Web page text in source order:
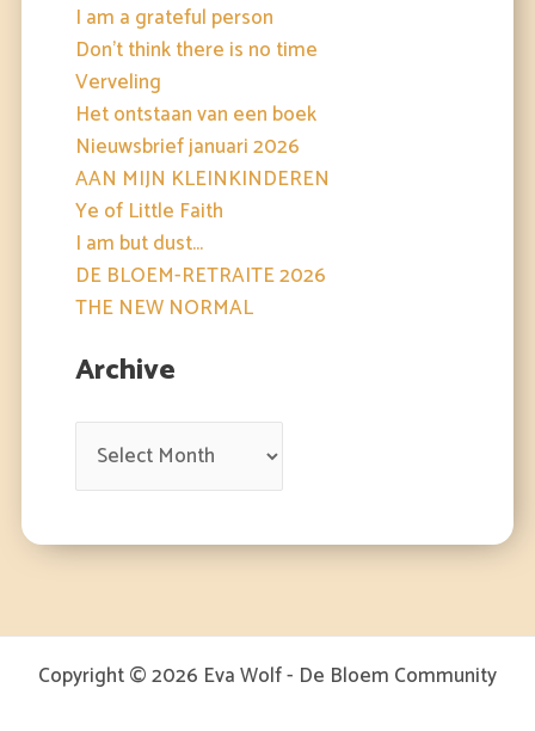
I am a grateful person
Don't think there is no time
Verveling
Het ontstaan van een boek
Nieuwsbrief januari 2026
AAN MIJN KLEINKINDEREN
Ye of Little Faith
I am but dust...
DE BLOEM-RETRAITE 2026
THE NEW NORMAL
Archive
Copyright © 2026 Eva Wolf - De Bloem Community